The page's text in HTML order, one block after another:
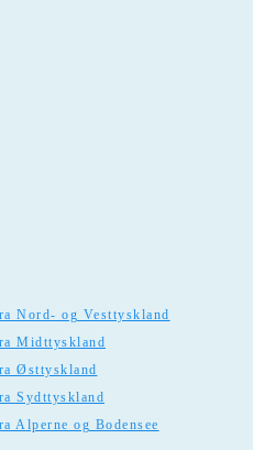
Nord- og Vesttyskland
Midttyskland
Østtyskland
Sydttyskland
Alperne og Bodensee